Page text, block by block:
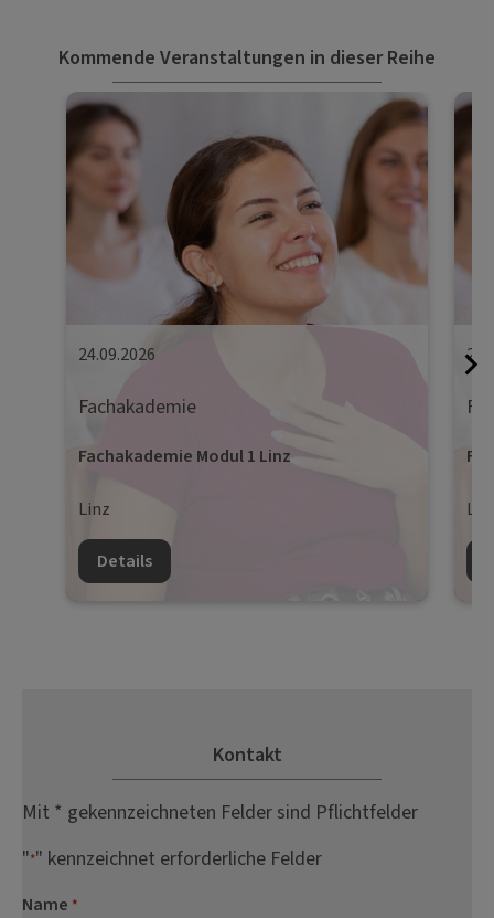
Kommende Veranstaltungen in dieser Reihe
24.09.2026
Fachakademie
Fachakademie Modul 1 Linz
Linz
Details
Kontakt
Mit * gekennzeichneten Felder sind Pflichtfelder
"*" kennzeichnet erforderliche Felder
Name *